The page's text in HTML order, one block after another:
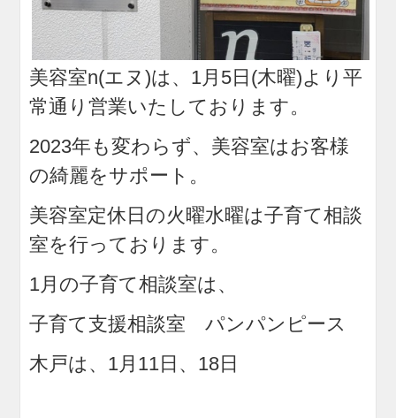
美容室n(エヌ)は、1月5日(木曜)より平
常通り営業いたしております。
2023年も変わらず、美容室はお客様
の綺麗をサポート。
美容室定休日の火曜水曜は子育て相談
室を行っております。
1月の子育て相談室は、
子育て支援相談室 パンパンピース
木戸は、1月11日、18日